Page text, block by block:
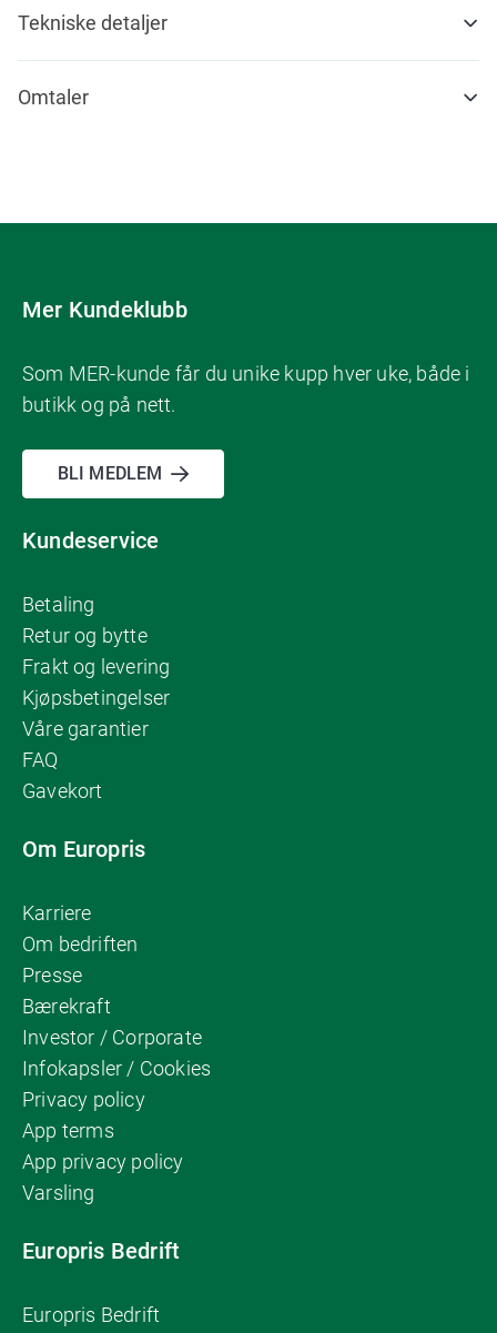
Tekniske detaljer
Omtaler
Mer Kundeklubb
Som MER-kunde får du unike kupp hver uke, både i
butikk og på nett.
BLI MEDLEM
Kundeservice
Betaling
Retur og bytte
Frakt og levering
Kjøpsbetingelser
Våre garantier
FAQ
Gavekort
Om Europris
Karriere
Om bedriften
Presse
Bærekraft
Investor / Corporate
Infokapsler / Cookies
Privacy policy
App terms
App privacy policy
Varsling
Europris Bedrift
Europris Bedrift